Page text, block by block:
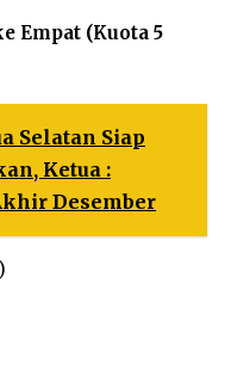
Empat (Kuota 5
Selatan Siap
Ketua :
Desember